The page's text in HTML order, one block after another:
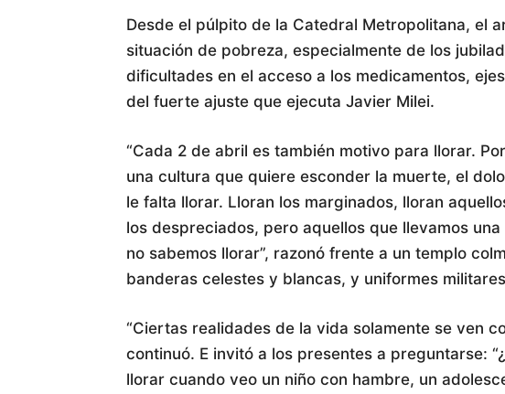
Desde el púlpito de la Catedral Metropolitana, el
situación de pobreza, especialmente de los
dificultades en el acceso a los medicamentos,
del fuerte ajuste que ejecuta Javier Milei.
“Cada 2 de abril es también motivo para llorar.
una cultura que quiere esconder la muerte, el
le falta llorar. Lloran los marginados, lloran
los despreciados, pero aquellos que llevamos
no sabemos llorar”, razonó frente a un templo
banderas celestes y blancas, y uniformes
“Ciertas realidades de la vida solamente se ven
continuó. E invitó a los presentes a preguntarse:
llorar cuando veo un niño con hambre, un